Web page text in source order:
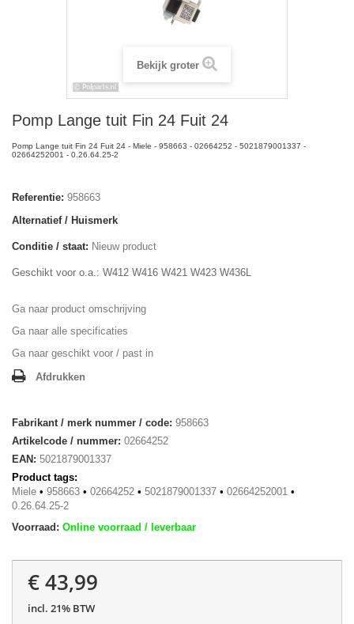
Bekijk groter
Pomp Lange tuit Fin 24 Fuit 24
Pomp Lange tuit Fin 24 Fuit 24 - Miele - 958663 - 02664252 - 5021879001337 -
02664252001 - 0.26.64.25-2
Referentie: 958663
Alternatief / Huismerk
Conditie / staat: Nieuw product
Geschikt voor o.a.: W412 W416 W421 W423 W436L
Ga naar product omschrijving
Ga naar alle specificaties
Ga naar geschikt voor / past in
Afdrukken
Fabrikant / merk nummer / code: 958663
Artikelcode / nummer: 02664252
EAN: 5021879001337
Product tags:
Miele • 958663 • 02664252 • 5021879001337 • 02664252001 •
0.26.64.25-2
Voorraad: Online voorraad / leverbaar
€ 43,99
incl. 21% BTW